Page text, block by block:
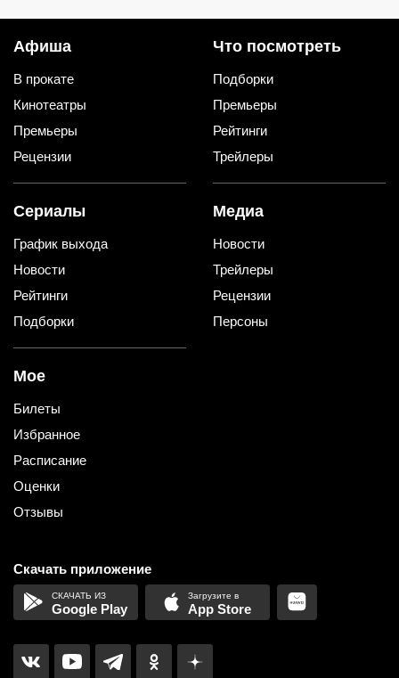
Афиша
В прокате
Кинотеатры
Премьеры
Рецензии
Что посмотреть
Подборки
Премьеры
Рейтинги
Трейлеры
Сериалы
График выхода
Новости
Рейтинги
Подборки
Медиа
Новости
Трейлеры
Рецензии
Персоны
Мое
Билеты
Избранное
Расписание
Оценки
Отзывы
Скачать приложение
Google Play App Store